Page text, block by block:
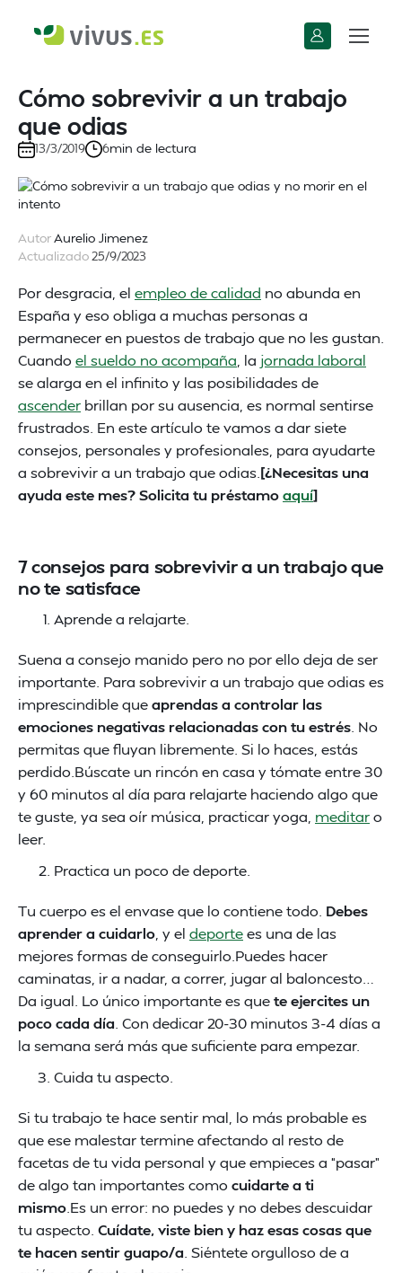
Cómo sobrevivir a un trabajo
que odias
13/3/2019 6min de lectura
AutorAurelio Jimenez
Actualizado25/9/2023
Por desgracia, el empleo de calidad no abunda en
España y eso obliga a muchas personas a
permanecer en puestos de trabajo que no les gustan.
Cuando el sueldo no acompaña , la jornada laboral
se alarga en el infinito y las posibilidades de
ascender brillan por su ausencia, es normal sentirse
frustrados. En este artículo te vamos a dar siete
consejos, personales y profesionales, para ayudarte
a sobrevivir a un trabajo que odias. [¿Necesitas una
ayuda este mes? Solicita tu préstamoaquí]
7 consejos para sobrevivir a un trabajo que
no te satisface
Aprende a relajarte.
Suena a consejo manido pero no por ello deja de ser
importante. Para sobrevivir a un trabajo que odias es
imprescindible queaprendas a controlar las
emociones negativas relacionadas con tu estrés . No
permitas que fluyan libremente. Si lo haces, estás
perdido.Búscate un rincón en casa y tómate entre 30
y 60 minutos al día para relajarte haciendo algo que
te guste, ya sea oír música, practicar yoga, meditaro
leer.
Practica un poco de deporte.
Tu cuerpo es el envase que lo contiene todo. Debes
aprender a cuidarlo , y el deportees una de las
mejores formas de conseguirlo.Puedes hacer
caminatas, ir a nadar, a correr, jugar al baloncesto…
Da igual. Lo único importante es quete ejercites un
poco cada día . Con dedicar 20-30 minutos 3-4 días a
la semana será más que suficiente para empezar.
Cuida tu aspecto.
Si tu trabajo te hace sentir mal, lo más probable es
que ese malestar termine afectando al resto de
facetas de tu vida personal y que empieces a “pasar”
de algo tan importantes como cuidarte a ti
mismo .Es un error: no puedes y no debes descuidar
tu aspecto. Cuídate, viste bien y haz esas cosas que
te hacen sentir guapo/a . Siéntete orgulloso de a